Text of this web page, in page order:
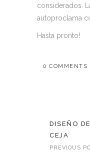
considerados.
autoproclama
Hasta pronto!
0 COMMENTS
DISEÑO
CEJA
PREVIOUS